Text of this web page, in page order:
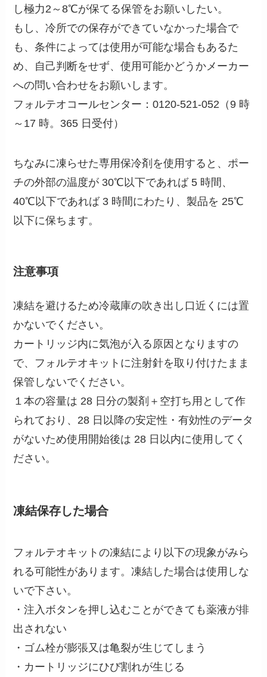
し極力2～8℃が保てる保管をお願いしたい。
もし、冷所での保存ができていなかった場合で
も、条件によっては使用が可能な場合もあるた
め、自己判断をせず、使用可能かどうかメーカー
への問い合わせをお願いします。
フォルテオコールセンター：0120-521-052（9 時
～17 時。365 日受付）
ちなみに凍らせた専用保冷剤を使用すると、ポー
チの外部の温度が 30℃以下であれば 5 時間、
40℃以下であれば 3 時間にわたり、製品を 25℃
以下に保ちます。
注意事項
凍結を避けるため冷蔵庫の吹き出し口近くには置
かないでください。
カートリッジ内に気泡が入る原因となりますの
で、フォルテオキットに注射針を取り付けたまま
保管しないでください。
１本の容量は 28 日分の製剤＋空打ち用として作
られており、28 日以降の安定性・有効性のデータ
がないため使用開始後は 28 日以内に使用してく
ださい。
凍結保存した場合
フォルテオキットの凍結により以下の現象がみら
れる可能性があります。凍結した場合は使用しな
いで下さい。
・注入ボタンを押し込むことができても薬液が排
出されない
・ゴム栓が膨張又は亀裂が生じてしまう
・カートリッジにひび割れが生じる